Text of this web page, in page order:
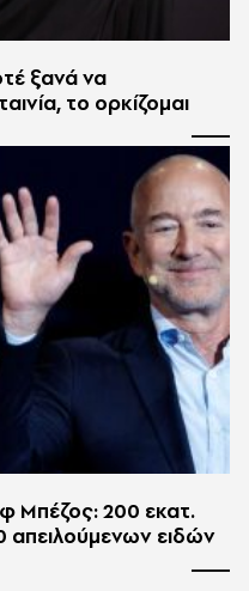
ξανά να
το ορκίζομαι
Μπέζος: 200 εκατ.
απειλούμενων ειδών